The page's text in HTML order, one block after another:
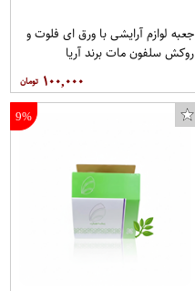
جعبه لوازم آرایشی با ورق ای فلوت و
روکش سلفون مات برند آریا
۱۰۰,۰۰۰
9%